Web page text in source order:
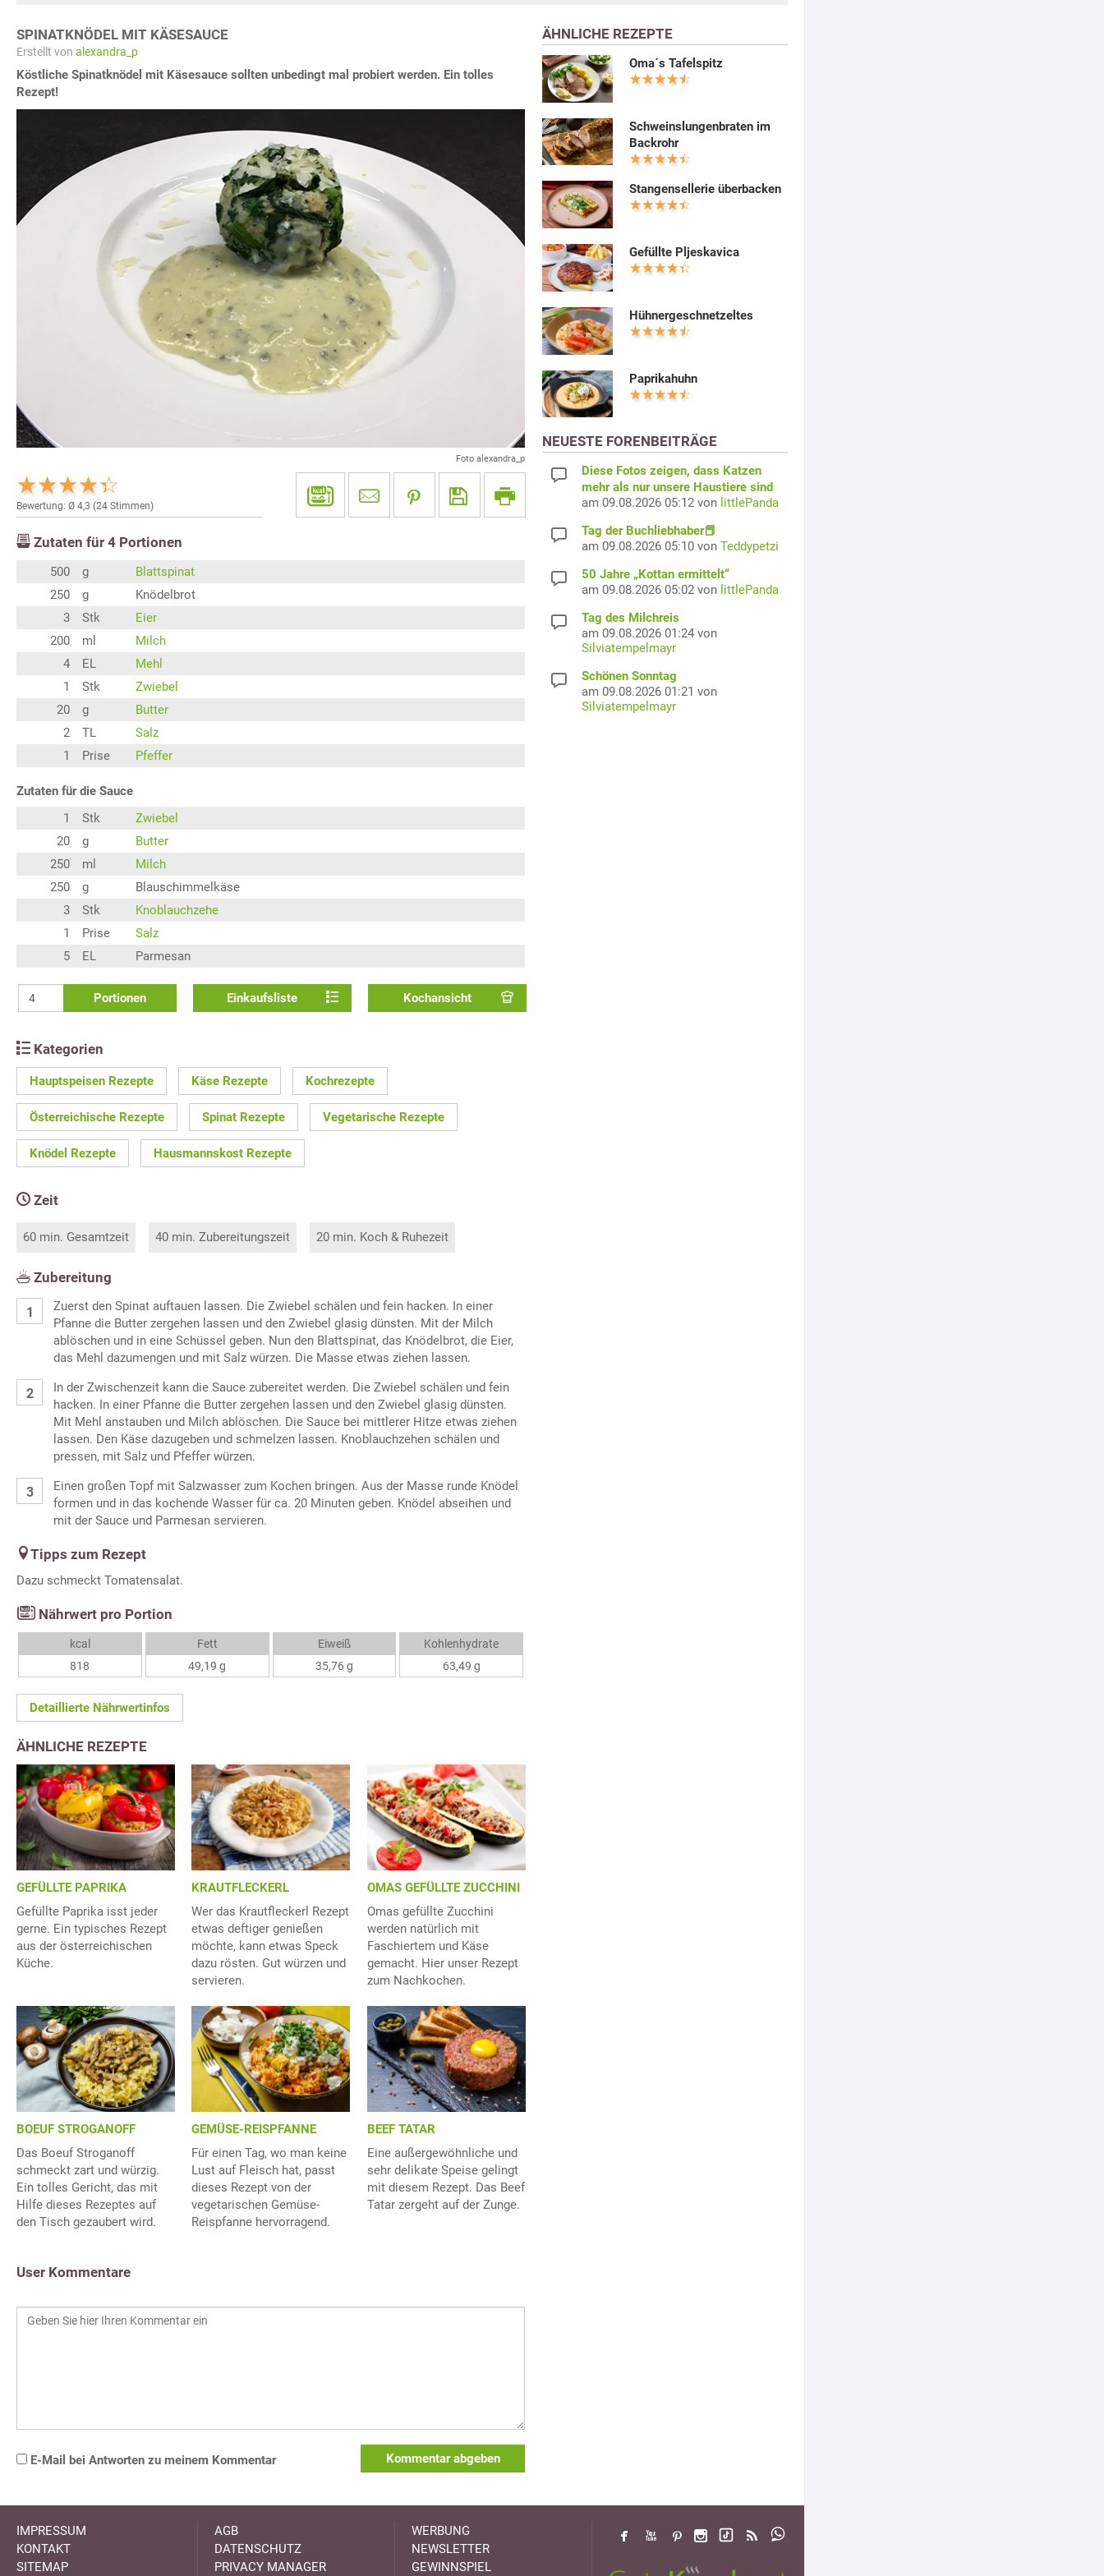
SPINATKNÖDEL MIT KÄSESAUCE
Erstellt von alexandra_p
Köstliche Spinatknödel mit Käsesauce sollten unbedingt mal probiert werden. Ein tolles
Rezept!
Foto alexandra_p
Bewertung: Ø 4,3 (24 Stimmen)
Zutaten für 4 Portionen
500 g
Blattspinat
250
g
Knödelbrot
3
Stk
Eier
200
ml
Milch
4
EL
Mehl
1
Stk
Zwiebel
20
g
Butter
2
TL
Salz
1
Prise Pfeffer
Zutaten für die Sauce
1
Stk
Zwiebel
20
g
Butter
250
ml
Milch
250
g
Blauschimmelkäse
3
Stk
Knoblauchzehe
1
Prise
Salz
5
EL Parmesan
Portionen Einkaufsliste Kochansicht
Kategorien
Hauptspeisen Rezepte Käse Rezepte Kochrezepte
Österreichische Rezepte Spinat Rezepte Vegetarische Rezepte
Knödel Rezepte Hausmannskost Rezepte
Zeit
60 min. Gesamtzeit 40 min. Zubereitungszeit 20 min. Koch & Ruhezeit
Zubereitung
Zuerst den Spinat auftauen lassen. Die Zwiebel schälen und fein hacken. In einer
Pfanne die Butter zergehen lassen und den Zwiebel glasig dünsten. Mit der Milch
ablöschen und in eine Schüssel geben. Nun den Blattspinat, das Knödelbrot, die Eier,
das Mehl dazumengen und mit Salz würzen. Die Masse etwas ziehen lassen.
In der Zwischenzeit kann die Sauce zubereitet werden. Die Zwiebel schälen und fein
hacken. In einer Pfanne die Butter zergehen lassen und den Zwiebel glasig dünsten.
Mit Mehl anstauben und Milch ablöschen. Die Sauce bei mittlerer Hitze etwas ziehen
lassen. Den Käse dazugeben und schmelzen lassen. Knoblauchzehen schälen und
pressen, mit Salz und Pfeffer würzen.
Einen großen Topf mit Salzwasser zum Kochen bringen. Aus der Masse runde Knödel
formen und in das kochende Wasser für ca. 20 Minuten geben. Knödel abseihen und
mit der Sauce und Parmesan servieren.
Tipps zum Rezept
Dazu schmeckt Tomatensalat.
Nährwert pro Portion
kcal
818
Fett
49,19 g
Eiweiß
35,76 g
Kohlenhydrate
63,49 g
Detaillierte Nährwertinfos
ÄHNLICHE REZEPTE
GEFÜLLTE PAPRIKA
Gefüllte Paprika isst jeder
gerne. Ein typisches Rezept
aus der österreichischen
Küche.
KRAUTFLECKERL
Wer das Krautfleckerl Rezept
etwas deftiger genießen
möchte, kann etwas Speck
dazu rösten. Gut würzen und
servieren.
OMAS GEFÜLLTE ZUCCHINI
Omas gefüllte Zucchini
werden natürlich mit
Faschiertem und Käse
gemacht. Hier unser Rezept
zum Nachkochen.
BOEUF STROGANOFF
Das Boeuf Stroganoff
schmeckt zart und würzig.
Ein tolles Gericht, das mit
Hilfe dieses Rezeptes auf
den Tisch gezaubert wird.
GEMÜSE-REISPFANNE
Für einen Tag, wo man keine
Lust auf Fleisch hat, passt
dieses Rezept von der
vegetarischen Gemüse-
Reispfanne hervorragend.
BEEF TATAR
Eine außergewöhnliche und
sehr delikate Speise gelingt
mit diesem Rezept. Das Beef
Tatar zergeht auf der Zunge.
User Kommentare
E-Mail bei Antworten zu meinem Kommentar Kommentar abgeben
ÄHNLICHE REZEPTE
Oma´s Tafelspitz
Schweinslungenbraten im
Backrohr
Stangensellerie überbacken
Gefüllte Pljeskavica
Hühnergeschnetzeltes
Paprikahuhn
NEUESTE FORENBEITRÄGE
Diese Fotos zeigen, dass Katzen
mehr als nur unsere Haustiere sind
am 09.08.2026 05:12 von littlePanda
Tag der Buchliebhaber📕
am 09.08.2026 05:10 von Teddypetzi
50 Jahre „Kottan ermittelt“
am 09.08.2026 05:02 von littlePanda
Tag des Milchreis
am 09.08.2026 01:24 von
Silviatempelmayr
Schönen Sonntag
am 09.08.2026 01:21 von
Silviatempelmayr
IMPRESSUM
KONTAKT
SITEMAP
AGB
DATENSCHUTZ
PRIVACY MANAGER
WERBUNG
NEWSLETTER
GEWINNSPIEL